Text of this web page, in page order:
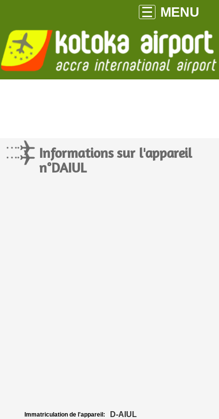
MENU
Informations sur l'appareil
n°DAIUL
Immatriculation de l'appareil: D-AIUL